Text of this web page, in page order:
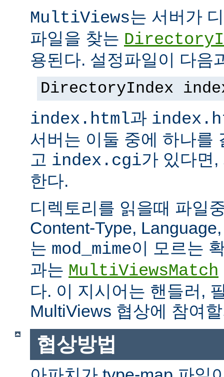
MultiViews는 서버가
파일을 찾는
용된다. 설정파일이 다음
DirectoryIndex
index.html과
서버는 이둘 중에 하나를
고 index.cgi가 있다면
한다.
디렉토리를 읽을때 파일
Content-Type,
는 mod_mime이 모르는
과는 MultiViewsMatch
다. 이 지시어는 핸들러,
MultiViews 협상에 참여
협상방법